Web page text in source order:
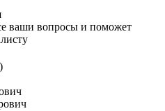
ваши вопросы и поможет